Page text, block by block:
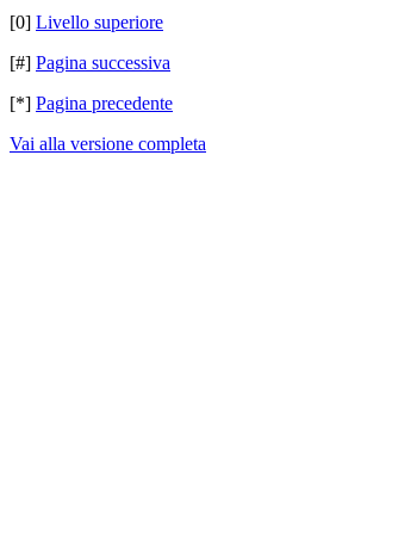
[0] Livello superiore
[#] Pagina successiva
[*] Pagina precedente
Vai alla versione completa